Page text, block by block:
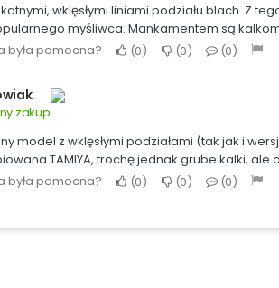
wklęsłymi liniami podziału blach. Z
myśliwca. Mankamentem są
była pomocna?
0 0 0
zakup
model z wklęsłymi podziałami (tak jak i
TAMIYA, trochę jednak grube kalki,
była pomocna?
0 0 0